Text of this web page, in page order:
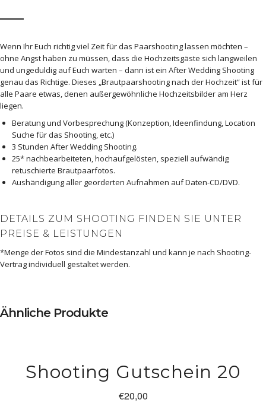
Wenn Ihr Euch richtig viel Zeit für das Paarshooting lassen möchten –
ohne Angst haben zu müssen, dass die Hochzeitsgäste sich langweilen
und ungeduldig auf Euch warten – dann ist ein After Wedding Shooting
genau das Richtige. Dieses „Brautpaarshooting nach der Hochzeit“ ist für
alle Paare etwas, denen außergewöhnliche Hochzeitsbilder am Herz
liegen.
Beratung und Vorbesprechung (Konzeption, Ideenfindung, Location
Suche für das Shooting, etc.)
3 Stunden After Wedding Shooting.
25* nachbearbeiteten, hochaufgelösten, speziell aufwändig
retuschierte Brautpaarfotos.
Aushändigung aller georderten Aufnahmen auf Daten-CD/DVD.
DETAILS ZUM SHOOTING FINDEN SIE UNTER
PREISE & LEISTUNGEN
*Menge der Fotos sind die Mindestanzahl und kann je nach Shooting-
Vertrag individuell gestaltet werden.
Ähnliche Produkte
Shooting Gutschein 20
€20,00